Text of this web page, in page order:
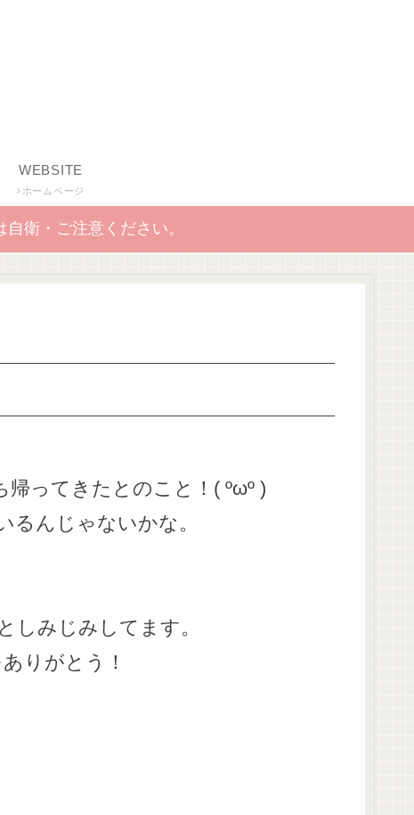
WEBSITE
ホームページ
衛・ご注意ください。
ってきたとのこと！( ºωº )
るんじゃないかな。
しみじみしてます。
りがとう！